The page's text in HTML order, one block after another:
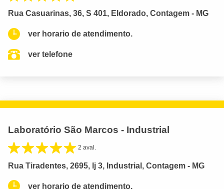
Rua Casuarinas, 36, S 401, Eldorado, Contagem - MG
ver horario de atendimento.
ver telefone
Laboratório São Marcos - Industrial
2 aval.
Rua Tiradentes, 2695, lj 3, Industrial, Contagem - MG
ver horario de atendimento.